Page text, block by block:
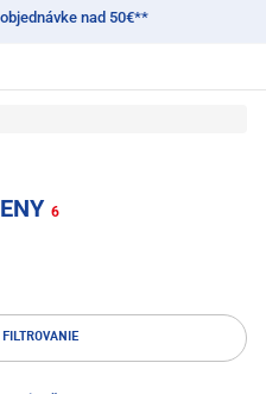
nad 50€**
6